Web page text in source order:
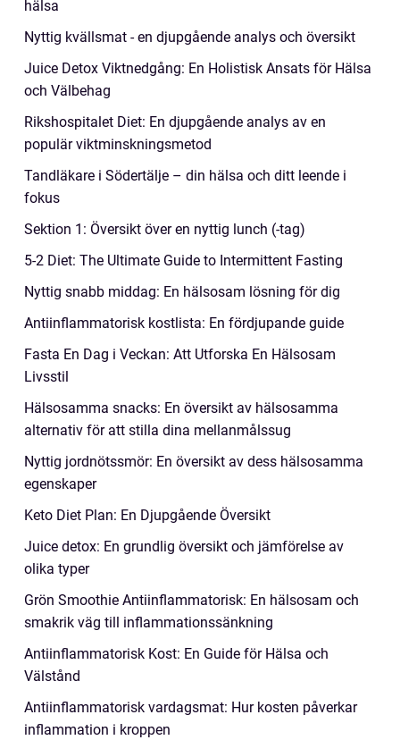
hälsa
Nyttig kvällsmat - en djupgående analys och översikt
Juice Detox Viktnedgång: En Holistisk Ansats för Hälsa
och Välbehag
Rikshospitalet Diet: En djupgående analys av en
populär viktminskningsmetod
Tandläkare i Södertälje – din hälsa och ditt leende i
fokus
Sektion 1: Översikt över en nyttig lunch (-tag)
5-2 Diet: The Ultimate Guide to Intermittent Fasting
Nyttig snabb middag: En hälsosam lösning för dig
Antiinflammatorisk kostlista: En fördjupande guide
Fasta En Dag i Veckan: Att Utforska En Hälsosam
Livsstil
Hälsosamma snacks: En översikt av hälsosamma
alternativ för att stilla dina mellanmålssug
Nyttig jordnötssmör: En översikt av dess hälsosamma
egenskaper
Keto Diet Plan: En Djupgående Översikt
Juice detox: En grundlig översikt och jämförelse av
olika typer
Grön Smoothie Antiinflammatorisk: En hälsosam och
smakrik väg till inflammationssänkning
Antiinflammatorisk Kost: En Guide för Hälsa och
Välstånd
Antiinflammatorisk vardagsmat: Hur kosten påverkar
inflammation i kroppen